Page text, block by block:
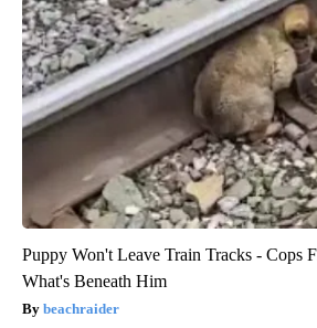
Puppy Won't Leave Train Tracks - Cops
What's Beneath Him
beachraider